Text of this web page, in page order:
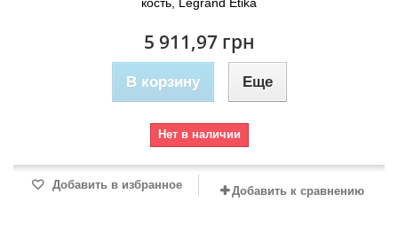
5 911,97 грн
В корзину Еще
Нет в наличии
Добавить в избранное Добавить к сравнению